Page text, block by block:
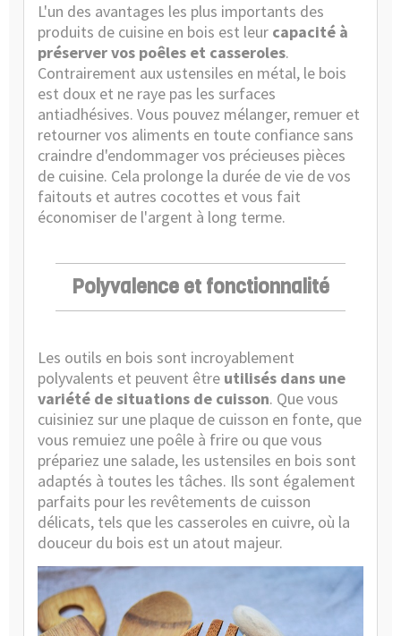
L'un des avantages les plus importants des
produits de cuisine en bois est leur capacité à
préserver vos poêles et casseroles.
Contrairement aux ustensiles en métal, le bois
est doux et ne raye pas les surfaces
antiadhésives. Vous pouvez mélanger, remuer et
retourner vos aliments en toute confiance sans
craindre d'endommager vos précieuses pièces
de cuisine. Cela prolonge la durée de vie de vos
faitouts et autres cocottes et vous fait
économiser de l'argent à long terme.
Polyvalence et fonctionnalité
Les outils en bois sont incroyablement
polyvalents et peuvent être utilisés dans une
variété de situations de cuisson. Que vous
cuisiniez sur une plaque de cuisson en fonte, que
vous remuiez une poêle à frire ou que vous
prépariez une salade, les ustensiles en bois sont
adaptés à toutes les tâches. Ils sont également
parfaits pour les revêtements de cuisson
délicats, tels que les casseroles en cuivre, où la
douceur du bois est un atout majeur.